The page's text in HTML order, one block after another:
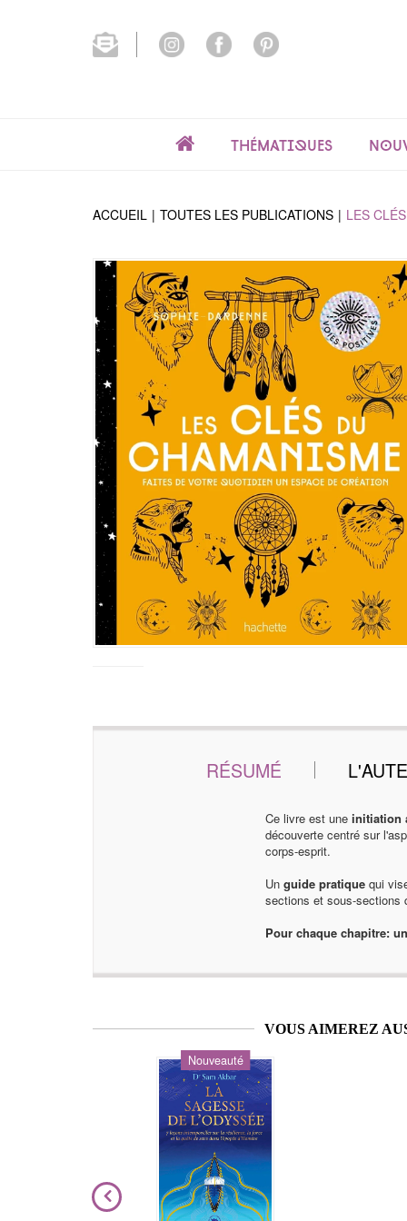
Thématiques
ACCUEIL TOUTES LES PUBLICATIONS LES
RÉSUMÉ
Ce livre est une initiation
découverte centré sur
corps-esprit.
Un guide pratique qui
sections et sous-sections
Pour chaque chapitre:
VOUS AIMEREZ
Nouveauté